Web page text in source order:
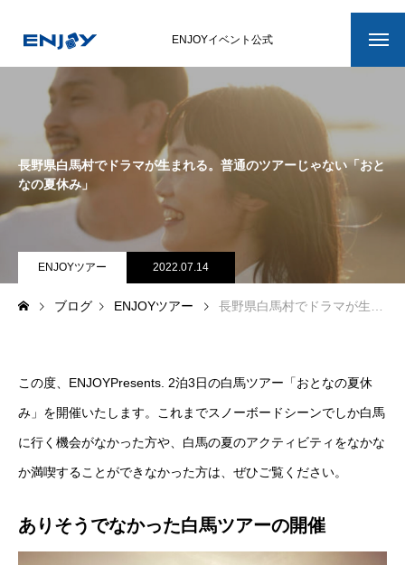
ENJOYイベント公式
ホーム
イベント最新情報
滑ろう会ENJOY
滑ろう会ENJOYについて
イベント詳細
開催スケジュール
カメラマン
お問い合わせ
長野県白馬村でドラマが生まれる。普通のツアーじゃない「おと
なの夏休み」
ENJOYツアー 2022.07.14
ブログ ENJOYツアー 長野県白馬村でドラマが生まれる。普通のツアーじゃない「おとなの夏休み」
この度、ENJOYPresents. 2泊3日の白馬ツアー「おとなの夏休
み」を開催いたします。これまでスノーボードシーンでしか白馬
に行く機会がなかった方や、白馬の夏のアクティビティをなかな
か満喫することができなかった方は、ぜひご覧ください。
ありそうでなかった白馬ツアーの開催